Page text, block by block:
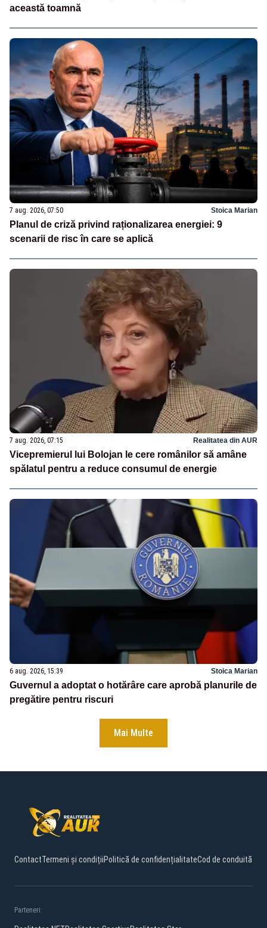
această toamnă
7 aug. 2026, 07:50 Stoica Marian
Planul de criză privind raționalizarea energiei: 9
scenarii de risc în care se aplică
7 aug. 2026, 07:15 Realitatea din AUR
Vicepremierul lui Bolojan le cere românilor să amâne
spălatul pentru a reduce consumul de energie
6 aug. 2026, 15:39 Stoica Marian
Guvernul a adoptat o hotărâre care aprobă planurile de
pregătire pentru riscuri
Mai Multe
ContactTermeni și condițiiPolitică de confidențialitateCod de conduită
Parteneri: